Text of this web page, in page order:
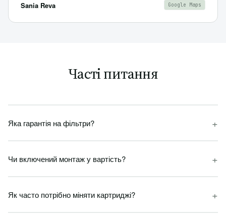
Sania Reva Google Maps
Часті питання
Яка гарантія на фільтри? +
Чи включений монтаж у вартість? +
Як часто потрібно міняти картриджі? +